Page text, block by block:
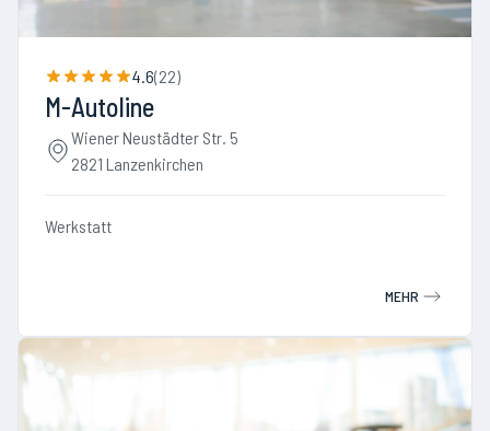
4.6(22)
M-Autoline
Wiener Neustädter Str. 5
2821 Lanzenkirchen
Werkstatt
MEHR